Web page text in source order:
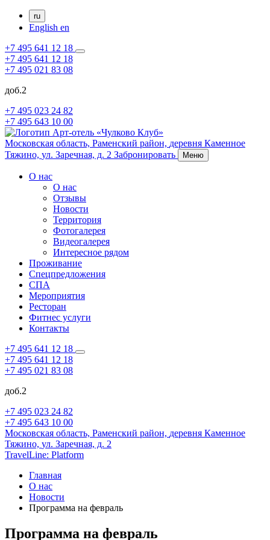
ru
English en
+7 495 641 12 18
+7 495 641 12 18
+7 495 021 83 08
доб.2
+7 495 023 24 82
+7 495 643 10 00
Московская область, Раменский район, деревня Каменное
Тяжино, ул. Заречная, д. 2 Забронировать Меню
О нас
О нас
Отзывы
Новости
Территория
Фотогалерея
Видеогалерея
Интересное рядом
Проживание
Спецпредложения
СПА
Мероприятия
Ресторан
Фитнес услуги
Контакты
+7 495 641 12 18
+7 495 641 12 18
+7 495 021 83 08
доб.2
+7 495 023 24 82
+7 495 643 10 00
Московская область, Раменский район, деревня Каменное
Тяжино, ул. Заречная, д. 2
TravelLine: Platform
Главная
О нас
Новости
Программа на февраль
Программа на февраль